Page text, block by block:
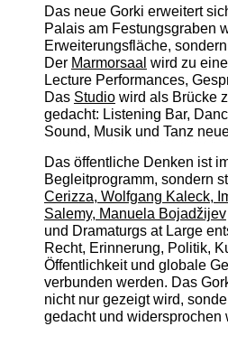
Das neue Gorki erweitert
Palais am Festungsgraben
Erweiterungsfläche,
Der Marmorsaal wird zu
Lecture Performances,
Das Studiowird als Brücke
gedacht: Listening Bar,
Sound, Musik und Tanz
Das öffentliche Denken ist
Begleitprogramm, sondern
Cerizza, Wolfgang Kaleck,
Salemy, Manuela Bojadžijev
und Dramaturgs at Large
Recht, Erinnerung, Politik,
Öffentlichkeit und globale
verbunden werden. Das
nicht nur gezeigt wird,
gedacht und widersprochen